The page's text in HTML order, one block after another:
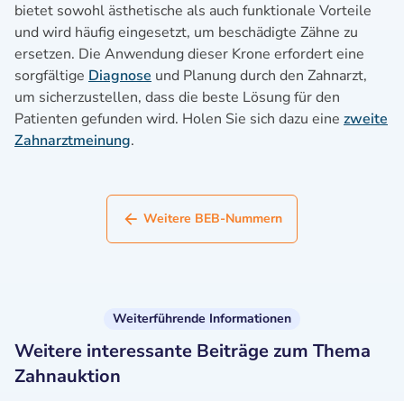
bietet sowohl ästhetische als auch funktionale Vorteile
und wird häufig eingesetzt, um beschädigte Zähne zu
ersetzen. Die Anwendung dieser Krone erfordert eine
sorgfältige Diagnose und Planung durch den Zahnarzt,
um sicherzustellen, dass die beste Lösung für den
Patienten gefunden wird. Holen Sie sich dazu eine zweite
Zahnarztmeinung.
Weitere BEB-Nummern
Weiterführende Informationen
Weitere interessante Beiträge zum Thema
Zahnauktion